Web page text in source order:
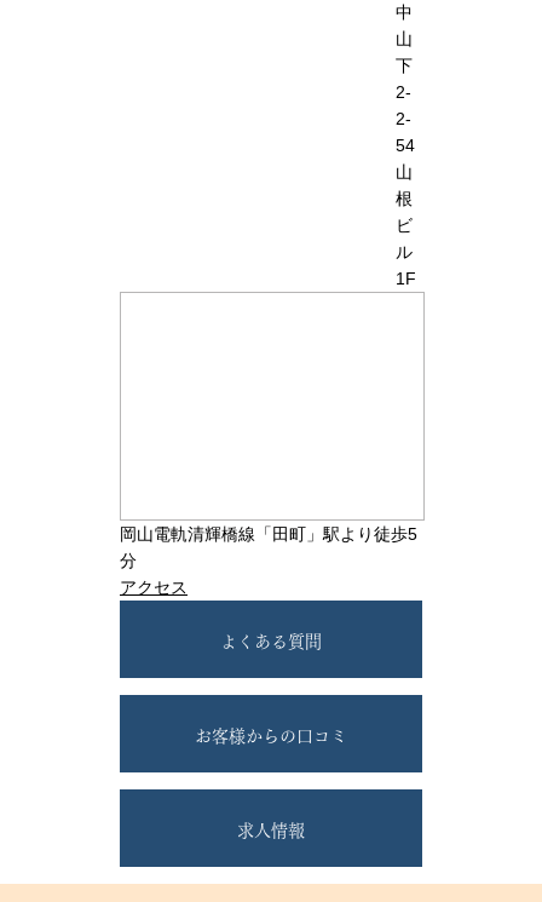
中
山
下
2-
2-
54
山
根
ビ
ル
1F
岡山電軌清輝橋線「田町」駅より徒歩5
分
アクセス
よくある質問
お客様からの口コミ
求人情報